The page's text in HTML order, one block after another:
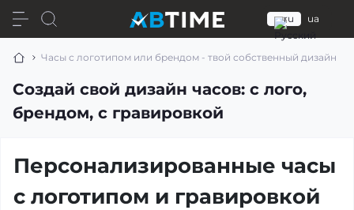
ru ua
Часы с логотипом или брендом - твой собственный дизайн
Создай свой дизайн часов: с лого,
брендом, с гравировкой
Персонализированные часы
с логотипом и гравировкой